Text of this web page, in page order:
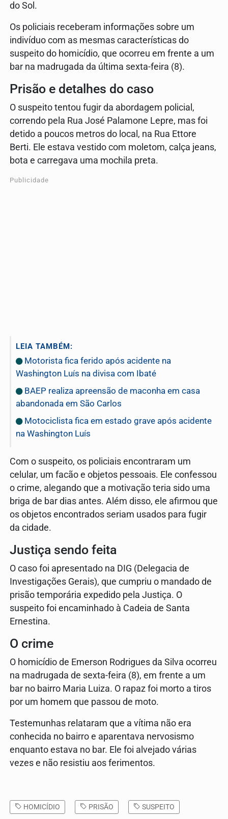
do Sol.
Os policiais receberam informações sobre um
indivíduo com as mesmas características do
suspeito do homicídio, que ocorreu em frente a um
bar na madrugada da última sexta-feira (8).
Prisão e detalhes do caso
O suspeito tentou fugir da abordagem policial,
correndo pela Rua José Palamone Lepre, mas foi
detido a poucos metros do local, na Rua Ettore
Berti. Ele estava vestido com moletom, calça jeans,
bota e carregava uma mochila preta.
Publicidade
LEIA TAMBÉM:
Motorista fica ferido após acidente na
Washington Luís na divisa com Ibaté
BAEP realiza apreensão de maconha em casa
abandonada em São Carlos
Motociclista fica em estado grave após acidente
na Washington Luís
Com o suspeito, os policiais encontraram um
celular, um facão e objetos pessoais. Ele confessou
o crime, alegando que a motivação teria sido uma
briga de bar dias antes. Além disso, ele afirmou que
os objetos encontrados seriam usados para fugir
da cidade.
Justiça sendo feita
O caso foi apresentado na DIG (Delegacia de
Investigações Gerais), que cumpriu o mandado de
prisão temporária expedido pela Justiça. O
suspeito foi encaminhado à Cadeia de Santa
Ernestina.
O crime
O homicídio de Emerson Rodrigues da Silva ocorreu
na madrugada de sexta-feira (8), em frente a um
bar no bairro Maria Luiza. O rapaz foi morto a tiros
por um homem que passou de moto.
Testemunhas relataram que a vítima não era
conhecida no bairro e aparentava nervosismo
enquanto estava no bar. Ele foi alvejado várias
vezes e não resistiu aos ferimentos.
HOMICÍDIO PRISÃO SUSPEITO